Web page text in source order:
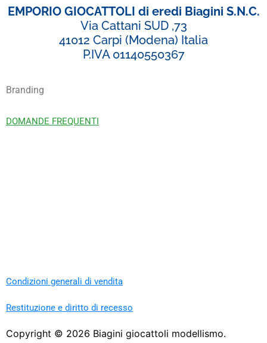
EMPORIO GIOCATTOLI di eredi Biagini S.N.C.
Via Cattani SUD ,73
41012 Carpi (Modena) Italia
P.IVA 01140550367
Branding
DOMANDE FREQUENTI
Condizioni generali di vendita
Restituzione e diritto di recesso
Copyright © 2026 Biagini giocattoli modellismo.